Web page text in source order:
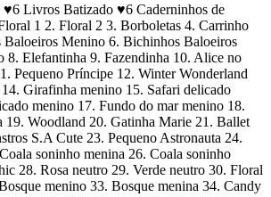
♥️6 Livros Batizado ♥️6 Caderninhos de
1 2. Floral 2 3. Borboletas 4. Carrinho
Menino 6. Bichinhos Baloeiros
8. Elefantinha 9. Fazendinha 10. Alice no
Pequeno Príncipe 12. Winter Wonderland
Girafinha menino 15. Safari delicado
menino 17. Fundo do mar menino 18.
19. Woodland 20. Gatinha Marie 21. Ballet
S.A Cute 23. Pequeno Astronauta 24.
soninho menina 26. Coala soninho
28. Rosa neutro 29. Verde neutro 30. Floral
menino 33. Bosque menina 34. Candy